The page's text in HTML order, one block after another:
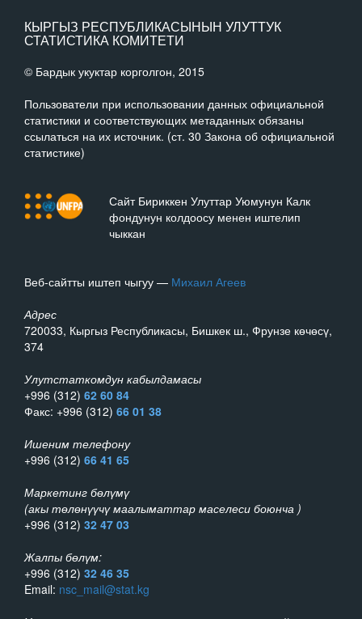
КЫРГЫЗ РЕСПУБЛИКАСЫНЫН УЛУТТУК
СТАТИСТИКА КОМИТЕТИ
© Бардык укуктар корголгон, 2015
Пользователи при использовании данных официальной
статистики и соответствующих метаданных обязаны
ссылаться на их источник. (ст. 30 Закона об официальной
статистике)
Сайт Бириккен Улуттар Уюмунун Калк
фондунун колдоосу менен иштелип
чыккан
Веб-сайтты иштеп чыгуу — Михаил Агеев
Адрес
720033, Кыргыз Республикасы, Бишкек ш., Фрунзе көчөсү,
374
Улутстаткомдун кабылдамасы
+996 (312) 62 60 84
Факс: +996 (312) 66 01 38
Ишеним телефону
+996 (312) 66 41 65
Маркетинг бөлүмү
(акы төлөнүүчү маалыматтар маселеси боюнча )
+996 (312) 32 47 03
Жалпы бөлүм:
+996 (312) 32 46 35
Email: nsc_mail@stat.kg